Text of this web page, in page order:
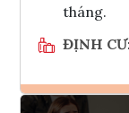
tháng.
ĐỊNH CƯ: